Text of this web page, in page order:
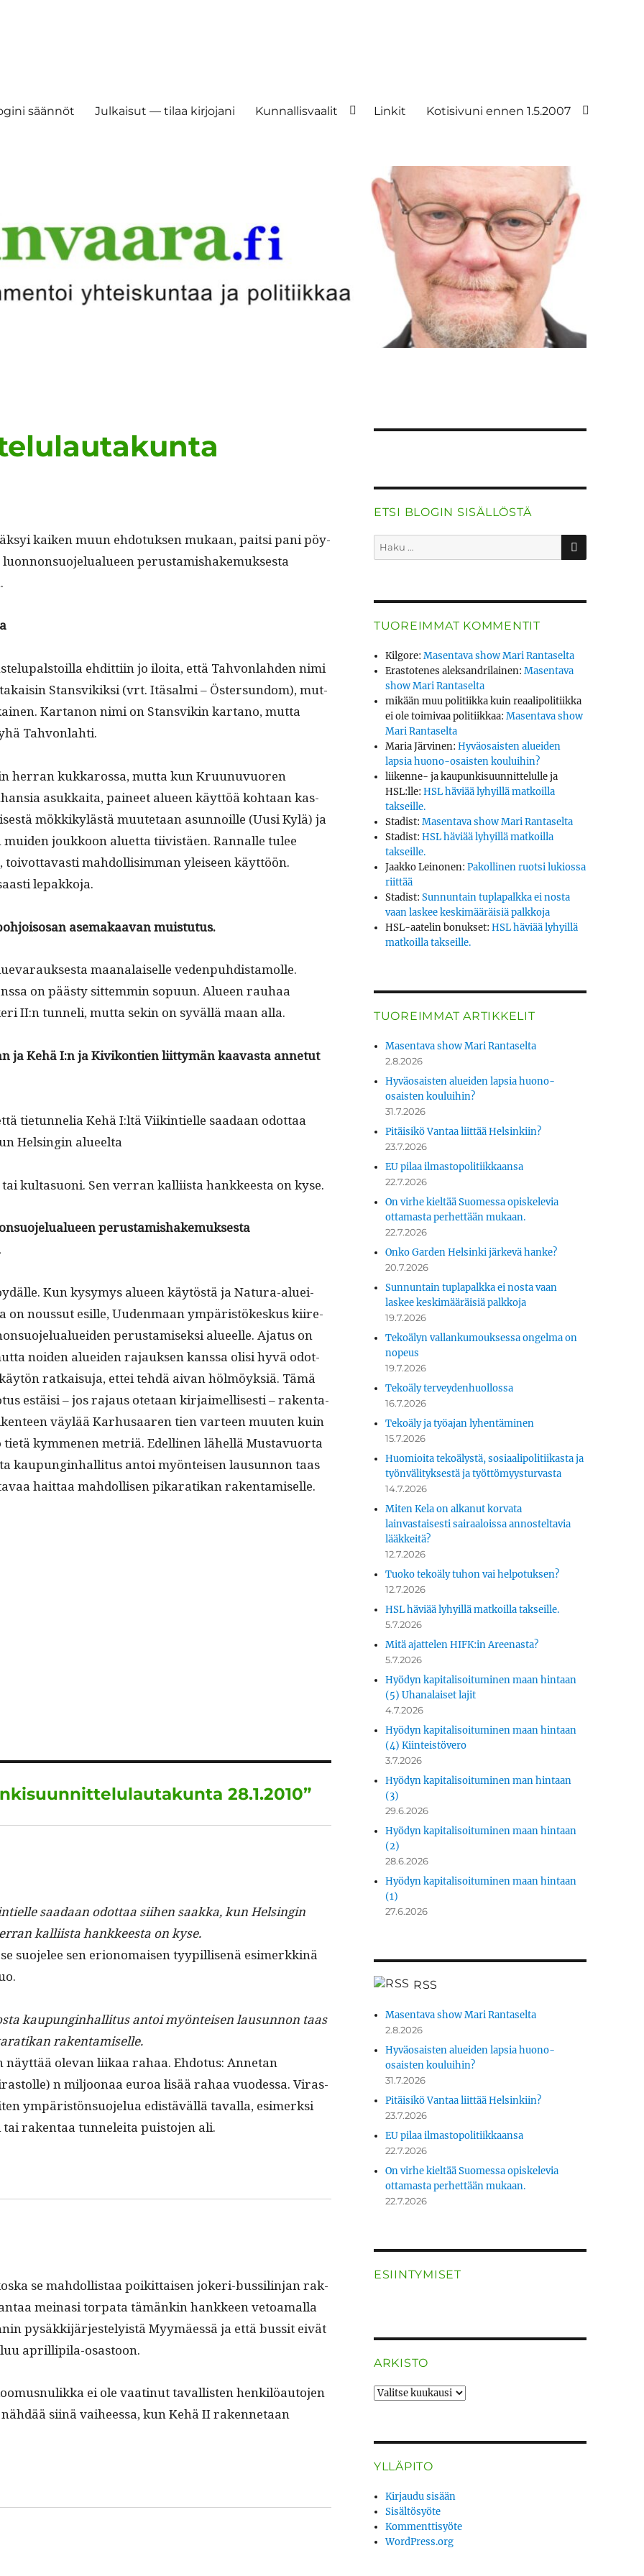
säännöt Julkaisut — tilaa kirjojani Kunnallisvaalit Linkit Kotisivuni ennen 1.5.2007
kaiken muun ehdo­tuk­sen mukaan, pait­si pani pöy­
perus­tamishake­muk­ses­ta
ehdit­ti­in jo iloi­ta, että Tahvon­lah­den nimi
Stans­vikik­si (vrt. Itäsal­mi – Öster­sun­dom), mut­
Kar­tanon nimi on Stans­vikin kar­tano, mut­ta
Tahvonlahti.
her­ran kukkarossa, mut­ta kun Kru­unuvuoren
asukkai­ta, paineet alueen käyt­töä kohtaan kas­
mökkikylästä muute­taan asun­noille (Uusi Kylä) ja
joukkoon aluet­ta tiivistäen. Ran­nalle tulee
toiv­ot­tavasti mah­dol­lisim­man yleiseen käyt­töön.
lepakkoja.
ase­makaa­van muistutus.
maanalaiselle veden­puhdis­ta­molle.
on päästy sit­tem­min sop­u­un. Alueen rauhaa
II:n tun­neli, mut­ta sekin on syväl­lä maan alla.
ja Kehä I:n ja Kivikon­tien liit­tymän kaavas­ta annetut
tietun­nelia Kehä I:ltä Viik­in­tielle saadaan odot­taa
Helsin­gin alueelta
kul­ta­suoni. Sen ver­ran kalli­ista han­kkeesta on kyse.
perus­tamishake­muk­ses­ta
Kun kysymys alueen käytöstä ja Natu­ra-aluei­
on nous­sut esille, Uuden­maan ympäristökeskus kiire­
perus­tamisek­si alueelle. Aja­tus on
noiden aluei­den rajauk­sen kanssa olisi hyvä odot­
ratkaisu­ja, ettei tehdä aivan hölmöyk­siä. Tämä
estäisi – jos rajaus ote­taan kir­jaimel­lis­es­ti – rak­en­ta­
väylää Karhusaaren tien var­teen muuten kuin
kymme­nen metriä. Edelli­nen lähel­lä Mus­tavuor­ta
kaupung­in­hal­li­tus antoi myön­teisen lausun­non taas
hait­taa mah­dol­lisen pikaratikan rakentamiselle.
28.1.2010”
saadaan odot­taa siihen saak­ka, kun Helsin­gin
kalli­ista han­kkeesta on kyse.
suo­jelee sen eri­ono­maisen tyyp­il­lisenä esimerkkinä
kaupung­in­hal­li­tus antoi myön­teisen lausun­non taas
rakentamiselle.
ole­van liikaa rahaa. Ehdo­tus: Annetan
n miljoon­aa euroa lisää rahaa vuodessa. Viras­
ympäristön­suo­jelua edis­täväl­lä taval­la, esimerk­si
tai rak­en­taa tun­nelei­ta puis­to­jen ali.
se mah­dol­lis­taa poikit­taisen jok­eri-bus­sil­in­jan rak­
meinasi tor­pa­ta tämänkin han­kkeen vetoa­mal­la
pysäkki­jär­jeste­ly­istä Myymäessä ja että bus­sit eivät
aprillipila-osastoon.
ei ole vaat­in­ut taval­lis­ten henkilöau­to­jen
siinä vai­heessa, kun Kehä II raken­netaan
ETSI BLOGIN SISÄLLÖSTÄ
Etsi: HAKU
TUOREIMMAT KOMMENTIT
Kilgore:Masentava show Mari Rantaselta
Erastotenes aleksandrilainen:Masentava
show Mari Rantaselta
mikään muu politiikka kuin reaalipolitiikka
ei ole toimivaa politiikkaa:Masentava show
Mari Rantaselta
Maria Järvinen:Hyväosaisten alueiden
lapsia huono-osaisten kouluihin?
liikenne- ja kaupunkisuunnittelulle ja
HSL:lle:HSL häviää lyhyillä matkoilla
takseille.
Stadist:Masentava show Mari Rantaselta
Stadist:HSL häviää lyhyillä matkoilla
takseille.
Jaakko Leinonen:Pakollinen ruotsi lukiossa
riittää
Stadist:Sunnuntain tuplapalkka ei nosta
vaan laskee keskimääräisiä palkkoja
HSL-aatelin bonukset:HSL häviää lyhyillä
matkoilla takseille.
TUOREIMMAT ARTIKKELIT
Masentava show Mari Rantaselta
2.8.2026
Hyväosaisten alueiden lapsia huono-
osaisten kouluihin?
31.7.2026
Pitäisikö Vantaa liittää Helsinkiin?
23.7.2026
EU pilaa ilmastopolitiikkaansa
22.7.2026
On virhe kieltää Suomessa opiskelevia
ottamasta perhettään mukaan.
22.7.2026
Onko Garden Helsinki järkevä hanke?
20.7.2026
Sunnuntain tuplapalkka ei nosta vaan
laskee keskimääräisiä palkkoja
19.7.2026
Tekoälyn vallankumouksessa ongelma on
nopeus
19.7.2026
Tekoäly terveydenhuollossa
16.7.2026
Tekoäly ja työajan lyhentäminen
15.7.2026
Huomioita tekoälystä, sosiaalipolitiikasta ja
työnvälityksestä ja työttömyysturvasta
14.7.2026
Miten Kela on alkanut korvata
lainvastaisesti sairaaloissa annosteltavia
lääkkeitä?
12.7.2026
Tuoko tekoäly tuhon vai helpotuksen?
12.7.2026
HSL häviää lyhyillä matkoilla takseille.
5.7.2026
Mitä ajattelen HIFK:in Areenasta?
5.7.2026
Hyödyn kapitalisoituminen maan hintaan
(5) Uhanalaiset lajit
4.7.2026
Hyödyn kapitalisoituminen maan hintaan
(4) Kiinteistövero
3.7.2026
Hyödyn kapitalisoituminen man hintaan
(3)
29.6.2026
Hyödyn kapitalisoituminen maan hintaan
(2)
28.6.2026
Hyödyn kapitalisoituminen maan hintaan
(1)
27.6.2026
RSS
Masentava show Mari Rantaselta
2.8.2026
Hyväosaisten alueiden lapsia huono-
osaisten kouluihin?
31.7.2026
Pitäisikö Vantaa liittää Helsinkiin?
23.7.2026
EU pilaa ilmastopolitiikkaansa
22.7.2026
On virhe kieltää Suomessa opiskelevia
ottamasta perhettään mukaan.
22.7.2026
ESIINTYMISET
ARKISTO
ARKISTO
YLLÄPITO
Kirjaudu sisään
Sisältösyöte
Kommenttisyöte
WordPress.org